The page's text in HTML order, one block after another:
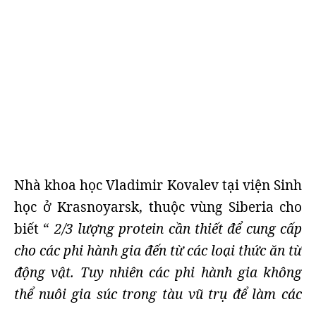
Nhà khoa học Vladimir Kovalev tại viện Sinh
học ở Krasnoyarsk, thuộc vùng Siberia cho
biết “ 2/3 lượng protein cần thiết để cung cấp
cho các phi hành gia đến từ các loại thức ăn từ
động vật. Tuy nhiên các phi hành gia không
thể nuôi gia súc trong tàu vũ trụ để làm các